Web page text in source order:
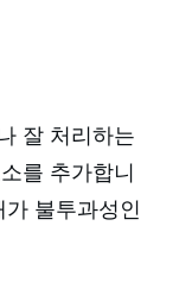
잘 처리하는
를 추가합니
불투과성인